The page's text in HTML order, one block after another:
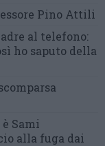
Pino Attili
al telefono:
ho saputo della
Sami
alla fuga dai